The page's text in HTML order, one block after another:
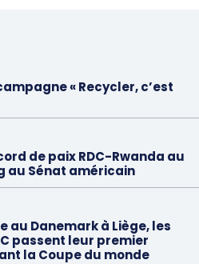
« Recycler, c’est
de paix RDC-Rwanda au
au Sénat américain
au Danemark à Liège, les
passent leur premier
la Coupe du monde